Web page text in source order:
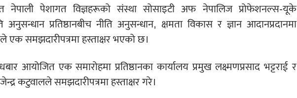
नेपाली पेशागत विज्ञहरूको संस्था सोसाइटी अफ नेपालिज प्रोफेशनल्स-यूके
प्रतिष्ठानबीच नीति अनुसन्धान, क्षमता विकास र ज्ञान आदानप्रदानमा
एक समझदारीपत्रमा हस्ताक्षर भएको छ।
आयोजित एक समारोहमा प्रतिष्ठानका कार्यालय प्रमुख लक्ष्मणप्रसाद भट्टराई र
कटुवालले समझदारीपत्रमा हस्ताक्षर गरे।